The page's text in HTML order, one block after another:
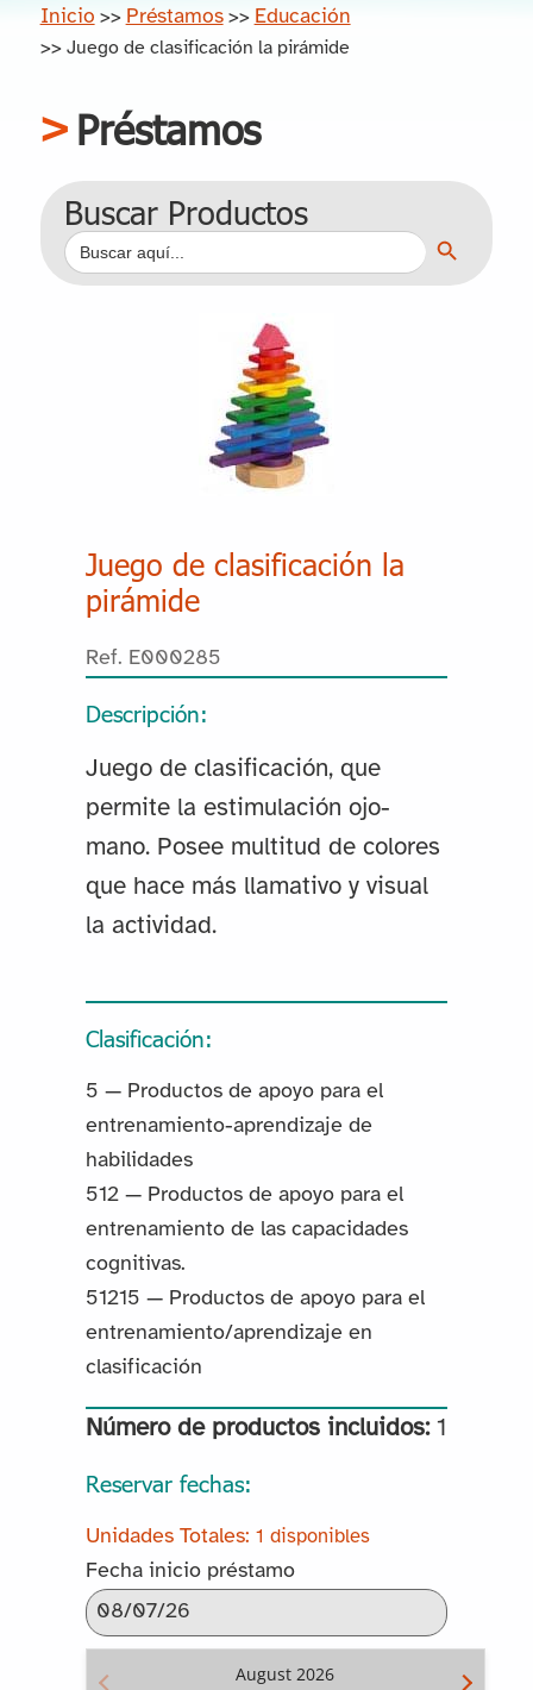
Inicio >> Préstamos >> Educación
>> Juego de clasificación la pirámide
Préstamos
Buscar Productos
Buscar:
Juego de clasificación la
pirámide
Ref. E000285
Descripción:
Juego de clasificación, que
permite la estimulación ojo-
mano. Posee multitud de colores
que hace más llamativo y visual
la actividad.
Clasificación:
5 — Productos de apoyo para el
entrenamiento-aprendizaje de
habilidades
512 — Productos de apoyo para el
entrenamiento de las capacidades
cognitivas.
51215 — Productos de apoyo para el
entrenamiento/aprendizaje en
clasificación
Número de productos incluidos:1
Reservar fechas:
1 disponibles
Fecha inicio préstamo
August 2026